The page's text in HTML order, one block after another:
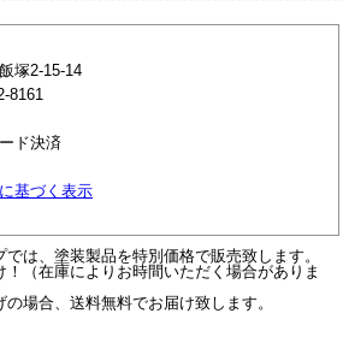
塚2-15-14
8161
ド決済
基づく表示
は、塗装製品を特別価格で販売致します。
（在庫によりお時間いただく場合がありま
場合、送料無料でお届け致します。